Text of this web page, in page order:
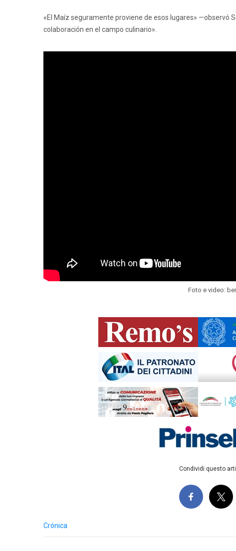
«El Maíz seguramente proviene de esos lugares» —observó
colaboración en el campo culinario».
Foto e video:
Condividi questo
Crónica